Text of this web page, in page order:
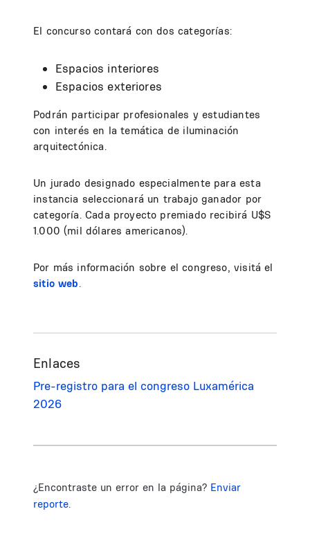
El concurso contará con dos categorías:
Espacios interiores
Espacios exteriores
Podrán participar profesionales y estudiantes
con interés en la temática de iluminación
arquitectónica.
Un jurado designado especialmente para esta
instancia seleccionará un trabajo ganador por
categoría. Cada proyecto premiado recibirá U$S
1.000 (mil dólares americanos).
Por más información sobre el congreso, visitá el
sitio web.
Enlaces
Pre-registro para el congreso Luxamérica
2026
¿Encontraste un error en la página? Enviar
reporte.